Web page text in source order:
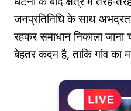
जनप्रतिनिधि के साथ
रहकर समाधान निकाला
बेहतर कदम है, ताकि गांव का